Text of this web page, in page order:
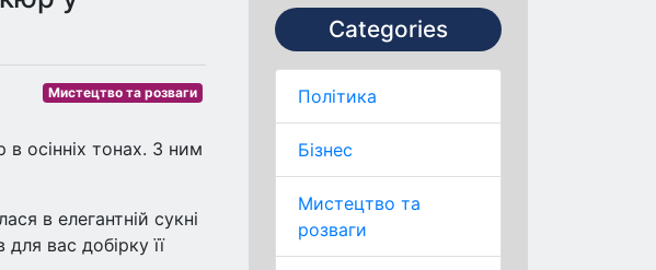
Categories
Політика
Бізнес
Мистецтво та
розваги
Мистецтво та розваги
осінніх тонах. З ним
в елегантній сукні
вас добірку її